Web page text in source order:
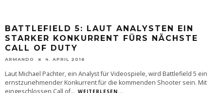
BATTLEFIELD 5: LAUT ANALYSTEN EIN
STARKER KONKURRENT FÜRS NÄCHSTE
CALL OF DUTY
ARMANDO 4. APRIL 2016
Laut Michael Pachter, ein Analyst für Videospiele, wird Battlefield 5 ein
ernstzunehmender Konkurrent für die kommenden Shooter sein. Mit
eingeschlossen Call of... WEITERLESEN...